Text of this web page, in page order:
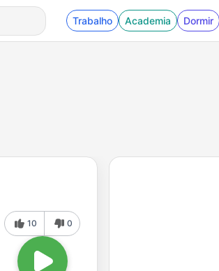
Trabalho Academia Dormir
10 0